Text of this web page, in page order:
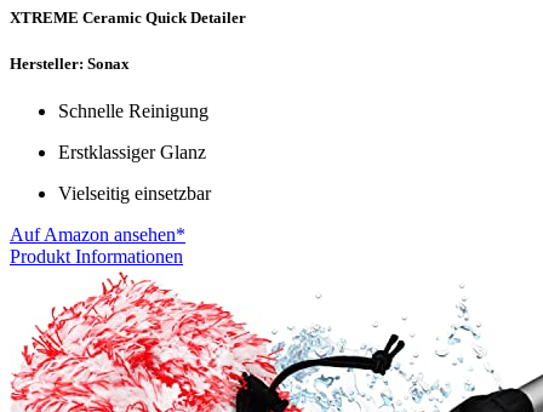
XTREME Ceramic Quick Detailer
Hersteller: Sonax
Schnelle Reinigung
Erstklassiger Glanz
Vielseitig einsetzbar
Auf Amazon ansehen*
Produkt Informationen